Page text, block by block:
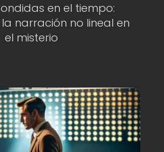
en el tiempo:
narración no lineal en
el misterio